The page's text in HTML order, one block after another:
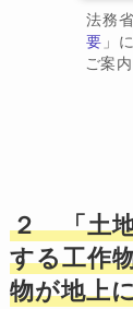
法務
要 」
ご案
２ 「土地
する工作
物が地上